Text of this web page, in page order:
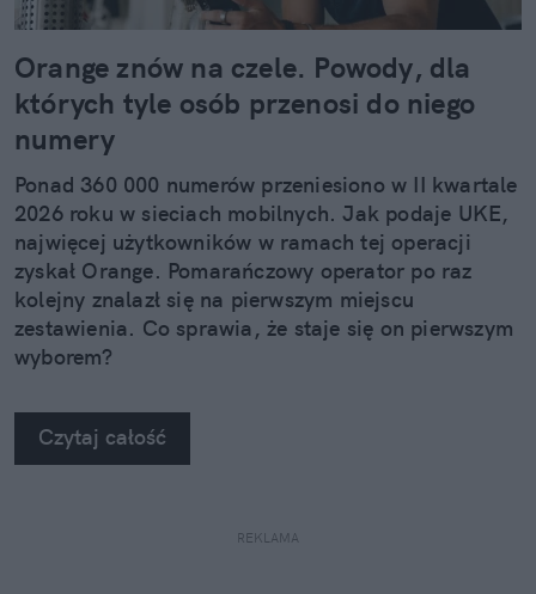
Orange znów na czele. Powody, dla
których tyle osób przenosi do niego
numery
Ponad 360 000 numerów przeniesiono w II kwartale
2026 roku w sieciach mobilnych. Jak podaje UKE,
najwięcej użytkowników w ramach tej operacji
zyskał Orange. Pomarańczowy operator po raz
kolejny znalazł się na pierwszym miejscu
zestawienia. Co sprawia, że staje się on pierwszym
wyborem?
Czytaj całość
REKLAMA